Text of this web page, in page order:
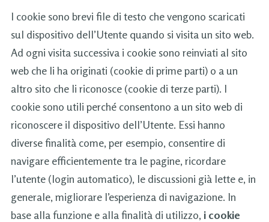
I cookie sono brevi file di testo che vengono scaricati
sul dispositivo dell’Utente quando si visita un sito web.
Ad ogni visita successiva i cookie sono reinviati al sito
web che li ha originati (cookie di prime parti) o a un
altro sito che li riconosce (cookie di terze parti). I
cookie sono utili perché consentono a un sito web di
riconoscere il dispositivo dell’Utente. Essi hanno
diverse finalità come, per esempio, consentire di
navigare efficientemente tra le pagine, ricordare
l’utente (login automatico), le discussioni già lette e, in
generale, migliorare l’esperienza di navigazione. In
base alla funzione e alla finalità di utilizzo, i cookie